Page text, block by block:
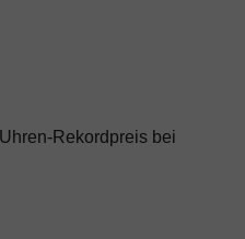
Rekordpreis bei